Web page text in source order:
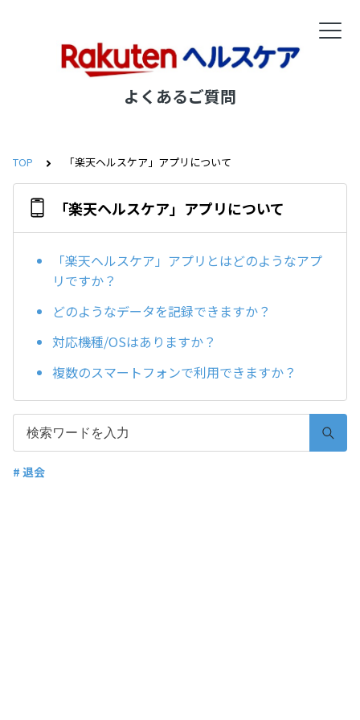
よくあるご質問
TOP 「楽天ヘルスケア」アプリについて
「楽天ヘルスケア」アプリについて
「楽天ヘルスケア」アプリとはどのようなアプ
リですか？
どのようなデータを記録できますか？
対応機種/OSはありますか？
複数のスマートフォンで利用できますか？
# 退会